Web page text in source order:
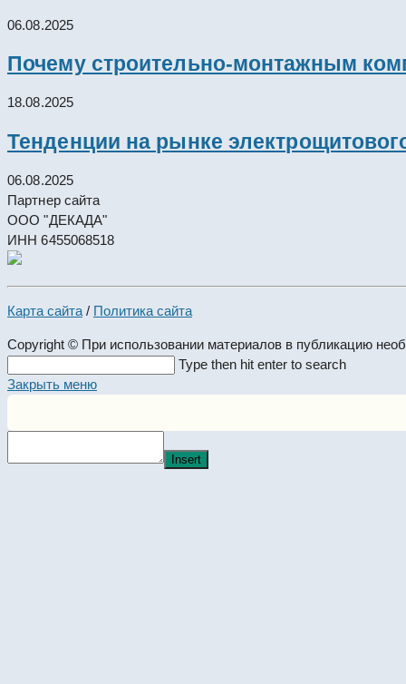
06.08.2025
Почему строительно-монтажным
18.08.2025
Тенденции на рынке
06.08.2025
Партнер сайта
ООО "ДЕКАДА"
ИНН 6455068518
Карта сайта / Политика сайта
Copyright © При использовании материалов в публикацию
this
Type then hit enter to search
Закрыть меню
Insert